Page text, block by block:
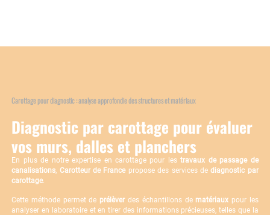
Carottage pour diagnostic : analyse approfondie des structures et matériaux
Diagnostic par carottage pour évaluer
vos murs, dalles et planchers
En plus de notre expertise en carottage pour lestravaux de passage de
canalisations, Carotteur de Francepropose des services dediagnostic par
carottage.
Cette méthode permet de prélèverdes échantillons de matériaux pour les
analyser en laboratoire et en tirer des informations précieuses, telles que la